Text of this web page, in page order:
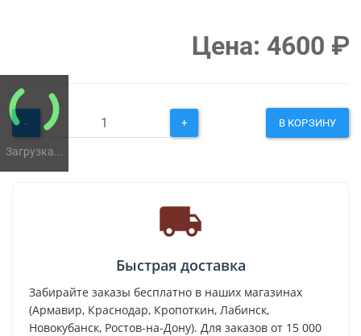
Загрузка...
Цена: 4600 ₽
- + В КОРЗИНУ
Быстрая доставка
Забирайте заказы бесплатно в наших магазинах
(Армавир, Краснодар, Кропоткин, Лабинск,
Новокубанск, Ростов-на-Дону). Для заказов от 15 000